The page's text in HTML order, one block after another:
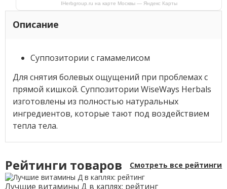
IHerbgroup.ru на карте Москвы — Яндекс Карты
Описание
Суппозитории с гамамелисом
Для снятия болевых ощущений при проблемах с
прямой кишкой. Суппозитории WiseWays Herbals
изготовлены из полностью натуральных
ингредиентов, которые тают под воздействием
тепла тела.
Рейтинги товаров Смотреть все рейтинги
Лучшие витамины Д в каплях: рейтинг